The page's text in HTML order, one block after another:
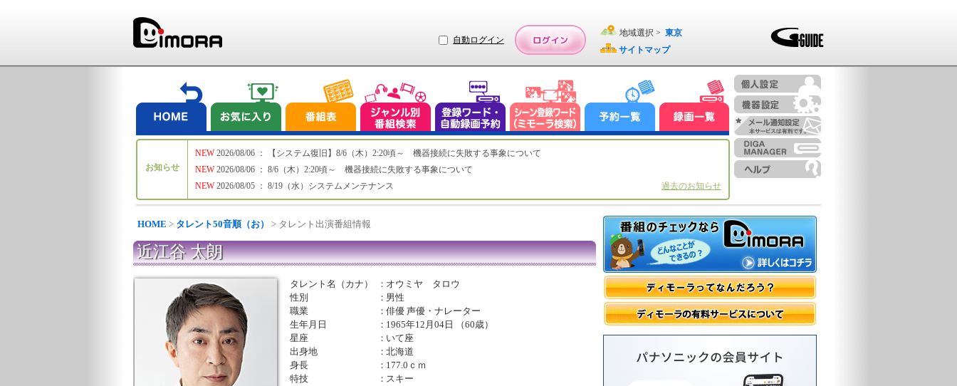
自動ログイン
地域選択 > 東京
サイトマップ
お知らせ
NEW
NEW
NEW
2026/08/06 ： 【システム復旧】8/6（木）2:20頃～ 機器接続に失敗する事象について
2026/08/06 ： 8/6（木）2:20頃～ 機器接続に失敗する事象について
2026/08/05 ： 8/19（水）システムメンテナンス
過去のお知らせ
HOME > タレント50音順（お） > タレント出演番組情報
近江谷 太朗
タレント名（カナ） ： オウミヤ タロウ
性別
： 男性
職業
：俳優 声優・ナレーター
生年月日
： 1965年12月04日 （60歳）
星座
： いて座
出身地
：北海道
身長
： 177.0ｃｍ
特技
： スキー